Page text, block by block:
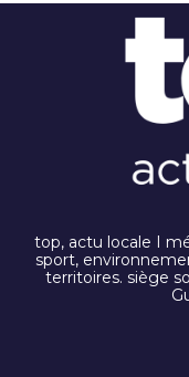
top, actu locale I
sport,
territoires. siège